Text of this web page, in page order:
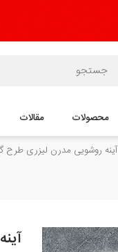
محصولات مقالات
آینه روشویی مدرن لیزری طرح